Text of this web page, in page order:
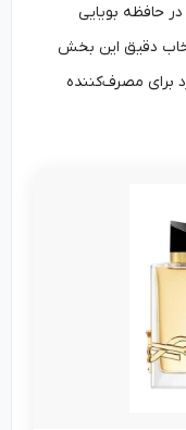
بویایی
دقیق این بخش
مصرف‌کننده